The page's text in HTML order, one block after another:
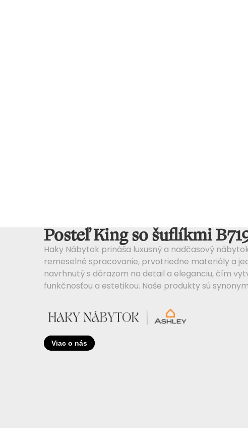
Posteľ King so šuflíkmi
Haky Nábytok prináša luxusný a nadčasový
remeselné spracovanie, prvotriedne materiály a
navrhnutý s dôrazom na detail a eleganciu, čím
funkčnosťou a estetikou. Naše produkty sú
Viac o nás